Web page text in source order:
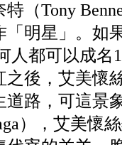
（Tony
「明星」。如
人都可以成名
之後，艾美懷
道路，可這景
），艾美懷